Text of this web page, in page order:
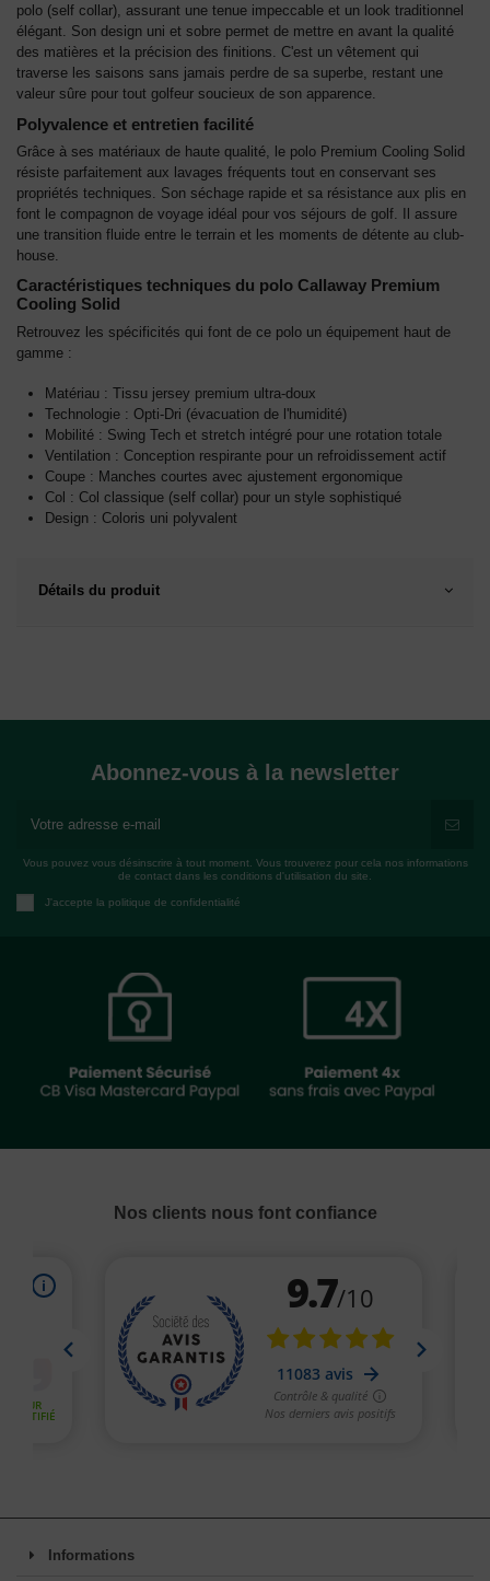
polo (self collar), assurant une tenue impeccable et un look traditionnel
élégant. Son design uni et sobre permet de mettre en avant la qualité
des matières et la précision des finitions. C'est un vêtement qui
traverse les saisons sans jamais perdre de sa superbe, restant une
valeur sûre pour tout golfeur soucieux de son apparence.
Polyvalence et entretien facilité
Grâce à ses matériaux de haute qualité, le polo Premium Cooling Solid
résiste parfaitement aux lavages fréquents tout en conservant ses
propriétés techniques. Son séchage rapide et sa résistance aux plis en
font le compagnon de voyage idéal pour vos séjours de golf. Il assure
une transition fluide entre le terrain et les moments de détente au club-
house.
Caractéristiques techniques du polo Callaway Premium
Cooling Solid
Retrouvez les spécificités qui font de ce polo un équipement haut de
gamme :
Matériau : Tissu jersey premium ultra-doux
Technologie : Opti-Dri (évacuation de l'humidité)
Mobilité : Swing Tech et stretch intégré pour une rotation totale
Ventilation : Conception respirante pour un refroidissement actif
Coupe : Manches courtes avec ajustement ergonomique
Col : Col classique (self collar) pour un style sophistiqué
Design : Coloris uni polyvalent
Détails du produit
Abonnez-vous à la newsletter
Vous pouvez vous désinscrire à tout moment. Vous trouverez pour cela nos informations
de contact dans les conditions d'utilisation du site.
J'accepte la politique de confidentialité
Nos clients nous font confiance
Informations